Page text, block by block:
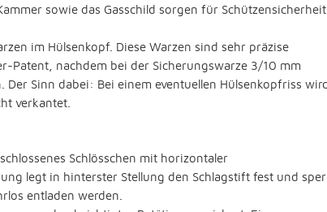
sowie das Gasschild sorgen für Schützensicherheit
im Hülsenkopf. Diese Warzen sind sehr präzise
Patent, nachdem bei der Sicherungswarze 3/10 mm
Der Sinn dabei: Bei einem eventuellen Hülsenkopfriss
verkantet.
Schlösschen mit horizontaler
legt in hinterster Stellung den Schlagstift fest und
entladen werden.